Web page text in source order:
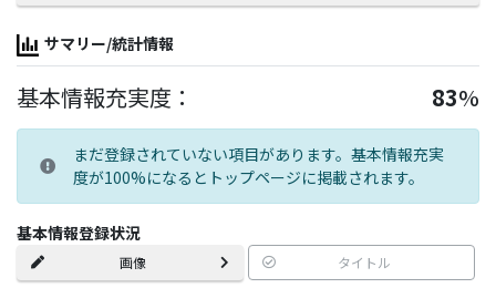
サマリー/統計情報
基本情報充実度： 83%
まだ登録されていない項目があります。基本情報充実
度が100%になるとトップページに掲載されます。
基本情報登録状況
画像 タイトル